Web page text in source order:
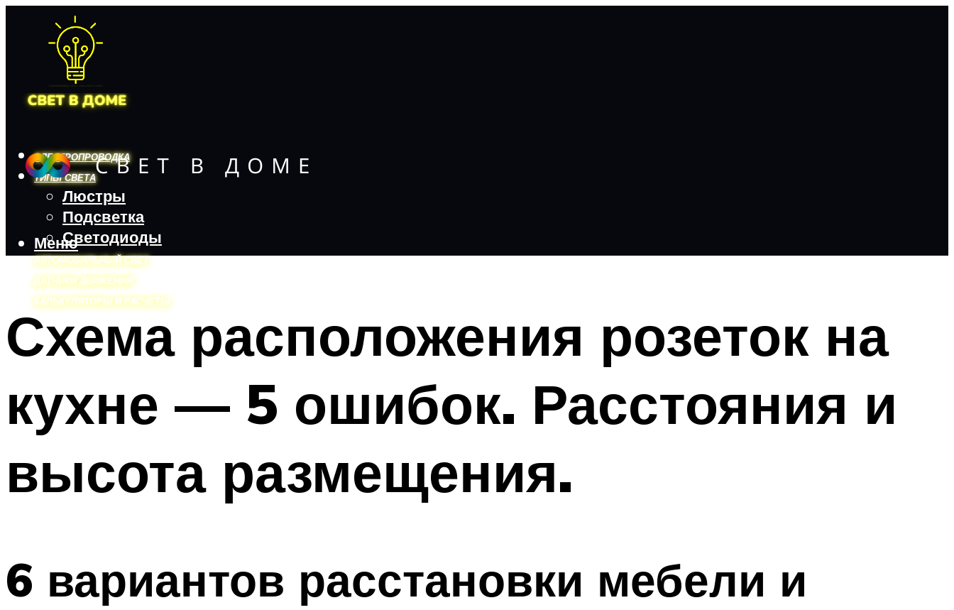
ЭЛЕКТРОПРОВОДКА
ТИПЫ СВЕТА
Люстры
Подсветка
Светодиоды
АВТОМОБИЛЬНЫЙ СВЕТ
ДАТЧИКИ ДВИЖЕНИЯ
КАЛЬКУЛЯТОРЫ И РАСЧЕТЫ
Меню
Меню
Схема расположения розеток на
кухне — 5 ошибок. Расстояния и
высота размещения.
6 вариантов расстановки мебели и